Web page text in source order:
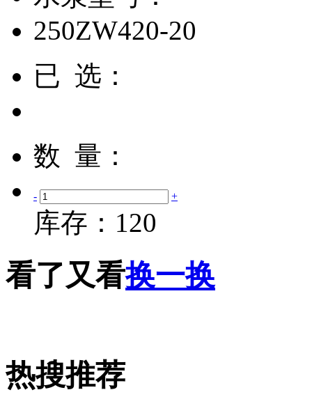
250ZW420-20
已 选：
数 量：
- +
库存： 120
看了又看换一换
热搜推荐